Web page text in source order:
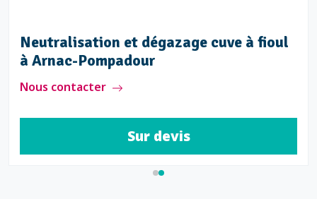
Neutralisation et dégazage cuve à fioul
à Arnac-Pompadour
Nous contacter
Sur devis